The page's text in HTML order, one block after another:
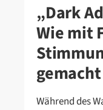
„Dark
Wie mit
Während des